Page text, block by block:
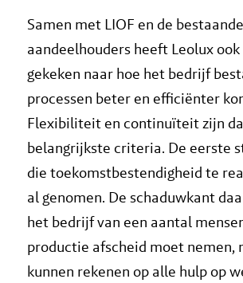
Samen met LIOF en de bestaande
aandeelhouders heeft Leolux
gekeken naar hoe het bedrijf
processen beter en efficiënter
Flexibiliteit en continuïteit zijn
belangrijkste criteria. De eerste
die toekomstbestendigheid te
al genomen. De schaduwkant
het bedrijf van een aantal
productie afscheid moet nemen,
kunnen rekenen op alle hulp op